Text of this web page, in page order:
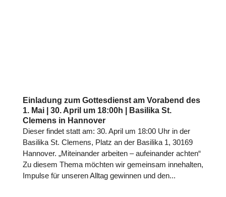
Einladung zum Gottesdienst am Vorabend des
1. Mai | 30. April um 18:00h | Basilika St.
Clemens in Hannover
Dieser findet statt am: 30. April um 18:00 Uhr in der
Basilika St. Clemens, Platz an der Basilika 1, 30169
Hannover. „Mit­ein­an­der arbeiten – auf­ein­an­der achten“
Zu diesem Thema möchten wir gemein­sam inne­hal­ten,
Impulse für unseren Alltag gewinnen und den...